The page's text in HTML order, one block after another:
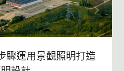
驟運用景觀照明打造